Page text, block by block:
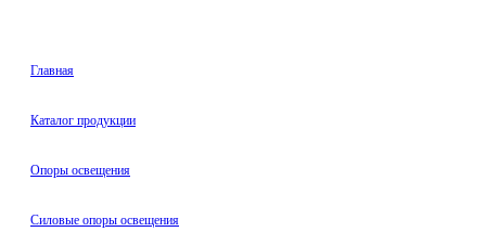
Главная
Каталог продукции
Oпоры oсвeщения
Силовые опоры освещения